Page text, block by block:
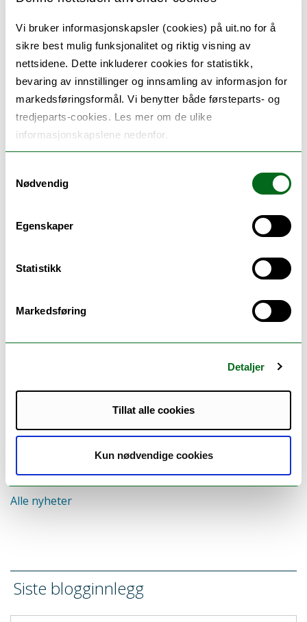
Vi bruker informasjonskapsler (cookies) på uit.no for å
sikre best mulig funksjonalitet og riktig visning av
nettsidene. Dette inkluderer cookies for statistikk,
bevaring av innstillinger og innsamling av informasjon for
markedsføringsformål. Vi benytter både førsteparts- og
tredjeparts-cookies. Les mer om de ulike
informasjonskapslene nedenfor.
Nødvendig
Egenskaper
Statistikk
Markedsføring
Detaljer
Tillat alle cookies
Kun nødvendige cookies
Oslo kommune. Prisen har vært delt ut [...]
FUGLAN VEIT i Porsangerfjorden
31.05.2023
Fint oppslag i Sagat 11.mai 2023 om utstilling og verksted i regi
av Mearrasiida og FUGLAN VEIT på Stabbursneset Naturhus
Folk og fugler - utstillinger og verksteder
Mearrasiida, FUGLAN VEITS partner i Porsanger, inviterer til
Ingøy, hvor Beate [...]
Alle nyheter
Siste blogginnlegg